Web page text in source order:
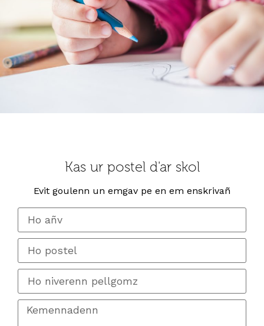
Kas ur postel d'ar skol
Evit goulenn un emgav pe en em enskrivañ